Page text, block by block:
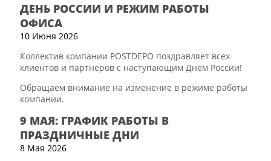
ДЕНЬ РОССИИ И РЕЖИМ РАБОТЫ
ОФИСА
10 Июня 2026
Коллектив компании POSTDEPO поздравляет всех
клиентов и партнеров с наступающим Днем России!
Обращаем внимание на изменение в режиме работы
компании.
9 МАЯ: ГРАФИК РАБОТЫ В
ПРАЗДНИЧНЫЕ ДНИ
8 Мая 2026